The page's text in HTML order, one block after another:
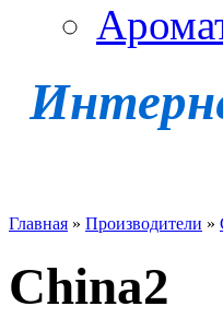
Главная » Производители »
China2